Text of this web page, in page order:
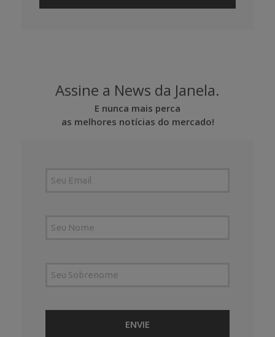
Assine a News da Janela.
E nunca mais perca
as melhores notícias do mercado!